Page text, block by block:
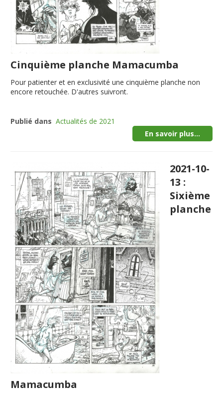
Cinquième planche Mamacumba
Pour patienter et en exclusivité une cinquième planche non
encore retouchée. D'autres suivront.
Publié dans Actualités de 2021
En savoir plus...
2021-10-
13 :
Sixième
planche
Mamacumba